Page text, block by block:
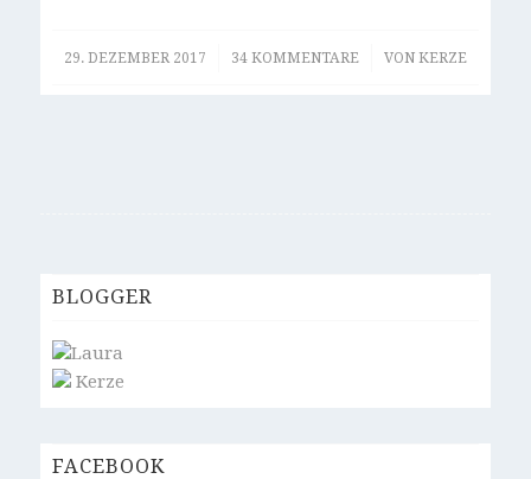
29. DEZEMBER 2017
/ 34 KOMMENTARE
/ VON KERZE
BLOGGER
Laura
Kerze
FACEBOOK